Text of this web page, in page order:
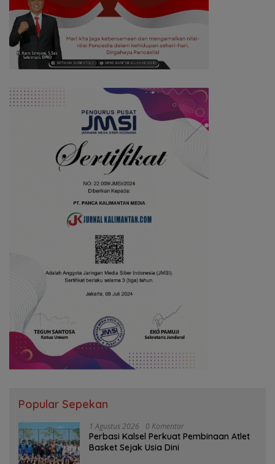
Popular Sepekan
1 Agustus 2026 0 Komentar
Perbasi Kalsel Perkuat Pembinaan Atlet
Basket Sejak Usia Dini